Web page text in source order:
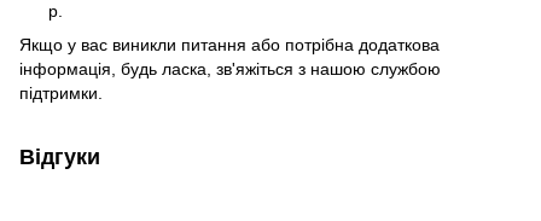
р.
Якщо у вас виникли питання або потрібна додаткова
інформація, будь ласка, зв'яжіться з нашою службою
підтримки.
Відгуки